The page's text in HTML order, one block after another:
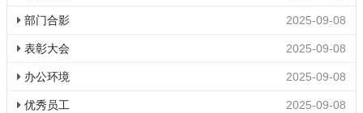
2025-09-08
部门合影
2025-09-08
表彰大会
2025-09-08
办公环境
2025-09-08
优秀员工